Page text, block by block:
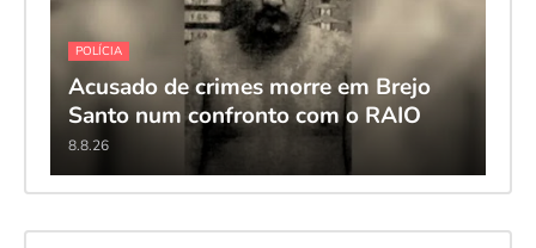
POLÍCIA
Acusado de crimes morre em Brejo
Santo num confronto com o RAIO
8.8.26